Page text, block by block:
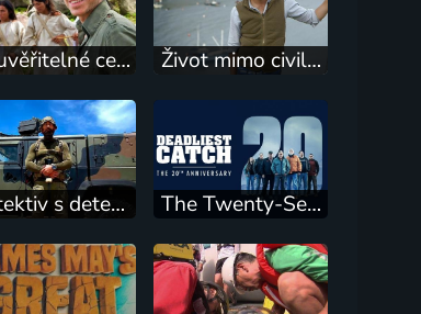
Neuvěřitelné cesty se Simonem Reevem Život mimo civilizace s Benem Foglem
Detektiv s detektorem The Twenty-Season Toll